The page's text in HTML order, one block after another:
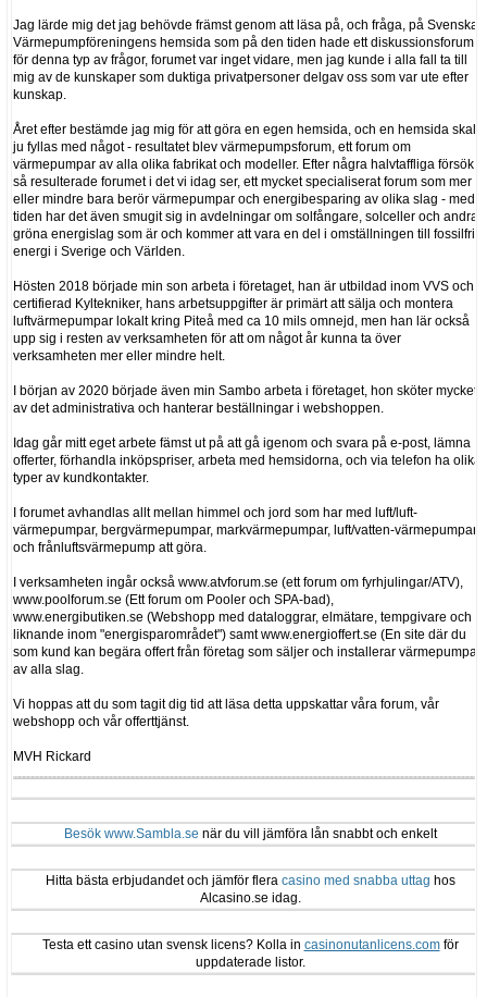
Jag lärde mig det jag behövde främst genom att läsa på, och fråga, på Svenska
Värmepumpföreningens hemsida som på den tiden hade ett diskussionsforum
för denna typ av frågor, forumet var inget vidare, men jag kunde i alla fall ta till
mig av de kunskaper som duktiga privatpersoner delgav oss som var ute efter
kunskap.
Året efter bestämde jag mig för att göra en egen hemsida, och en hemsida skall
ju fyllas med något - resultatet blev värmepumpsforum, ett forum om
värmepumpar av alla olika fabrikat och modeller. Efter några halvtaffliga försök
så resulterade forumet i det vi idag ser, ett mycket specialiserat forum som mer
eller mindre bara berör värmepumpar och energibesparing av olika slag - med
tiden har det även smugit sig in avdelningar om solfångare, solceller och andra
gröna energislag som är och kommer att vara en del i omställningen till fossilfri
energi i Sverige och Världen.
Hösten 2018 började min son arbeta i företaget, han är utbildad inom VVS och
certifierad Kyltekniker, hans arbetsuppgifter är primärt att sälja och montera
luftvärmepumpar lokalt kring Piteå med ca 10 mils omnejd, men han lär också
upp sig i resten av verksamheten för att om något år kunna ta över
verksamheten mer eller mindre helt.
I början av 2020 började även min Sambo arbeta i företaget, hon sköter mycket
av det administrativa och hanterar beställningar i webshoppen.
Idag går mitt eget arbete fämst ut på att gå igenom och svara på e-post, lämna
offerter, förhandla inköpspriser, arbeta med hemsidorna, och via telefon ha olika
typer av kundkontakter.
I forumet avhandlas allt mellan himmel och jord som har med luft/luft-
värmepumpar, bergvärmepumpar, markvärmepumpar, luft/vatten-värmepumpar
och frånluftsvärmepump att göra.
I verksamheten ingår också www.atvforum.se (ett forum om fyrhjulingar/ATV),
www.poolforum.se (Ett forum om Pooler och SPA-bad),
www.energibutiken.se (Webshopp med dataloggrar, elmätare, tempgivare och
liknande inom "energisparområdet") samt www.energioffert.se (En site där du
som kund kan begära offert från företag som säljer och installerar värmepumpar
av alla slag.
Vi hoppas att du som tagit dig tid att läsa detta uppskattar våra forum, vår
webshopp och vår offerttjänst.
MVH Rickard
Besök www.Sambla.se när du vill jämföra lån snabbt och enkelt
Hitta bästa erbjudandet och jämför flera casino med snabba uttag hos
Alcasino.se idag.
Testa ett casino utan svensk licens? Kolla in casinonutanlicens.comför
uppdaterade listor.